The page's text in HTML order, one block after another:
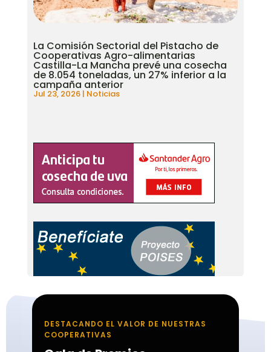
La Comisión Sectorial del Pistacho de
Cooperativas Agro-alimentarias
Castilla-La Mancha prevé una cosecha
de 8.054 toneladas, un 27% inferior a la
campaña anterior
Jul 23, 2026| Noticias
DESTACANDO EL VALOR DE NUESTRAS
COOPERATIVAS